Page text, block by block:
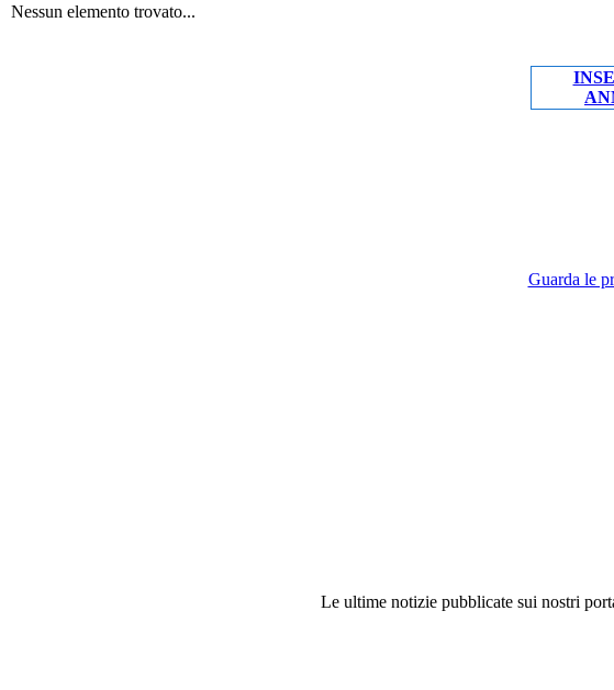
Nessun elemento trovato...
Guarda le
Le ultime notizie pubblicate sui nostri